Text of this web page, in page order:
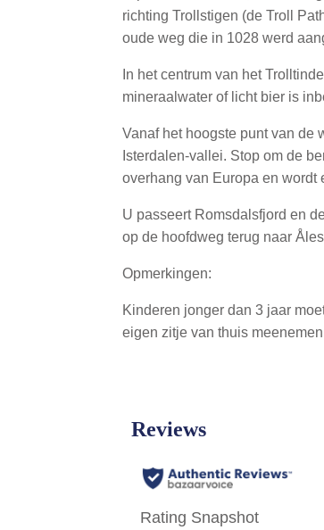
richting Trollstigen (de Troll
oude weg die in 1028 werd
In het centrum van het
mineraalwater of licht bier is
Vanaf het hoogste punt van de
Isterdalen-vallei. Stop om de
overhang van Europa en wordt
U passeert Romsdalsfjord en
op de hoofdweg terug naar
Opmerkingen:
Kinderen jonger dan 3 jaar
eigen zitje van thuis